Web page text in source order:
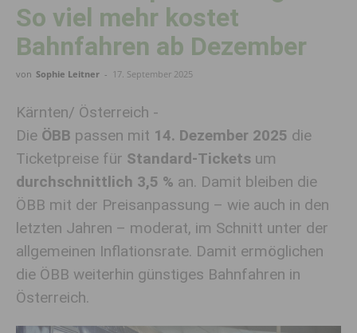
So viel mehr kostet
Bahnfahren ab Dezember
von Sophie Leitner - 17. September 2025
Kärnten/ Österreich -
Die ÖBB passen mit 14. Dezember 2025 die
Ticketpreise für Standard-Tickets um
durchschnittlich 3,5 % an. Damit bleiben die
ÖBB mit der Preisanpassung – wie auch in den
letzten Jahren – moderat, im Schnitt unter der
allgemeinen Inflationsrate. Damit ermöglichen
die ÖBB weiterhin günstiges Bahnfahren in
Österreich.